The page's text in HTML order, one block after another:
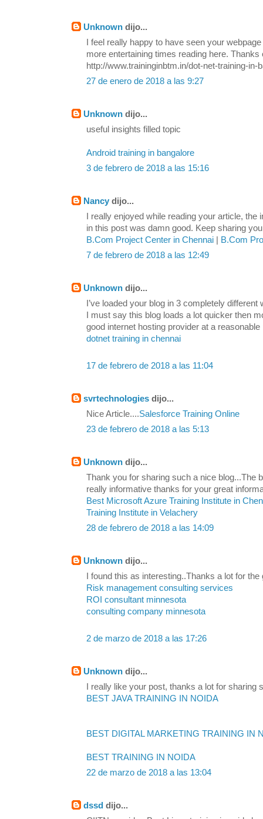
Unknown dijo...
I feel really happy to have seen your
more entertaining times reading here.
http://www.traininginbtm.in/dot-net-training-in-
27 de enero de 2018 a las 9:27
Unknown dijo...
useful insights filled topic
Android training in bangalore
3 de febrero de 2018 a las 15:16
Nancy dijo...
I really enjoyed while reading your article,
in this post was damn good. Keep sharing
B.Com Project Center in Chennai
B.Com
7 de febrero de 2018 a las 12:49
Unknown dijo...
I’ve loaded your blog in 3 completely
I must say this blog loads a lot quicker then
good internet hosting provider at a reasonable
dotnet training in chennai
17 de febrero de 2018 a las 11:04
svrtechnologies dijo...
Nice Article....Salesforce Training Online
23 de febrero de 2018 a las 5:13
Unknown dijo...
Thank you for sharing such a nice blog...The
really informative thanks for your great
Best Microsoft Azure Training Institute in
Training Institute in Velachery
28 de febrero de 2018 a las 14:09
Unknown dijo...
I found this as interesting..Thanks a lot for
Risk management consulting services
ROI consultant minnesota
consulting company minnesota
2 de marzo de 2018 a las 17:26
Unknown dijo...
I really like your post, thanks a lot for sharing
BEST JAVA TRAINING IN NOIDA
BEST DIGITAL MARKETING TRAINING IN
BEST TRAINING IN NOIDA
22 de marzo de 2018 a las 13:04
dssd dijo...